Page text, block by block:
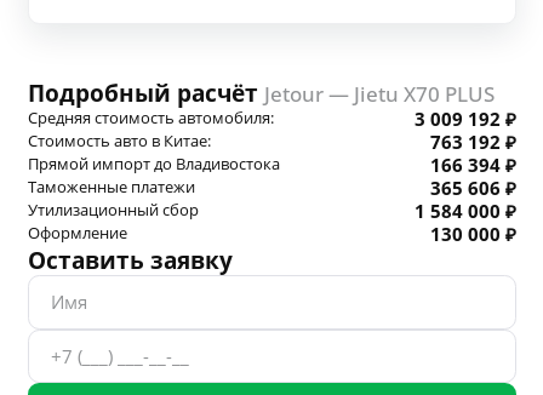
Подробный расчёт Jetour — Jietu X70 PLUS
Средняя стоимость автомобиля: 3 009 192 ₽
Стоимость авто в Китае: 763 192 ₽
Прямой импорт до Владивостока 166 394 ₽
Таможенные платежи 365 606 ₽
Утилизационный сбор 1 584 000 ₽
Оформление 130 000 ₽
Оставить заявку